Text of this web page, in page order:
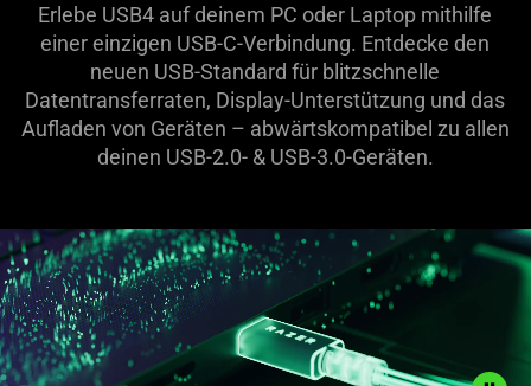
Erlebe USB4 auf deinem PC oder Laptop mithilfe
einer einzigen USB-C-Verbindung. Entdecke den
neuen USB-Standard für blitzschnelle
Datentransferraten, Display-Unterstützung und das
Aufladen von Geräten – abwärtskompatibel zu allen
deinen USB-2.0- & USB-3.0-Geräten.